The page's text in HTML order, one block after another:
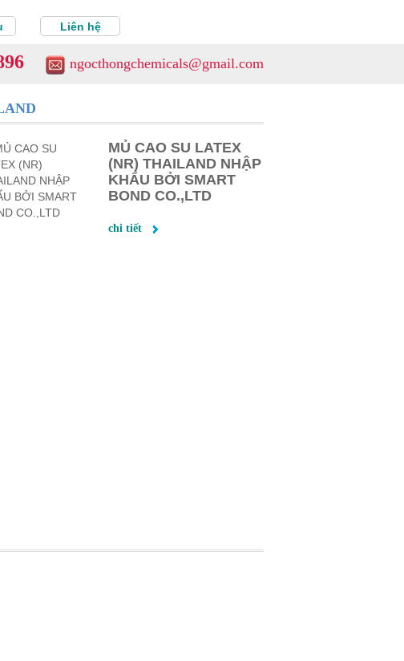
Liên hệ
ngocthongchemicals@gmail.com
MỦ CAO SU LATEX
(NR) THAILAND NHẬP
KHẨU BỞI SMART
BOND CO.,LTD
chi tiết